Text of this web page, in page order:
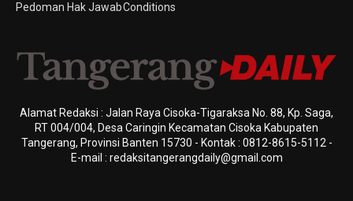
Pedoman Hak JawabConditions
Alamat Redaksi : Jalan Raya Cisoka-Tigaraksa No. 88, Kp. Saga,
RT 004/004, Desa Caringin Kecamatan Cisoka Kabupaten
Tangerang, Provinsi Banten 15730 - Kontak : 0812-8615-5112 -
E-mail : redaksitangerangdaily@gmail.com